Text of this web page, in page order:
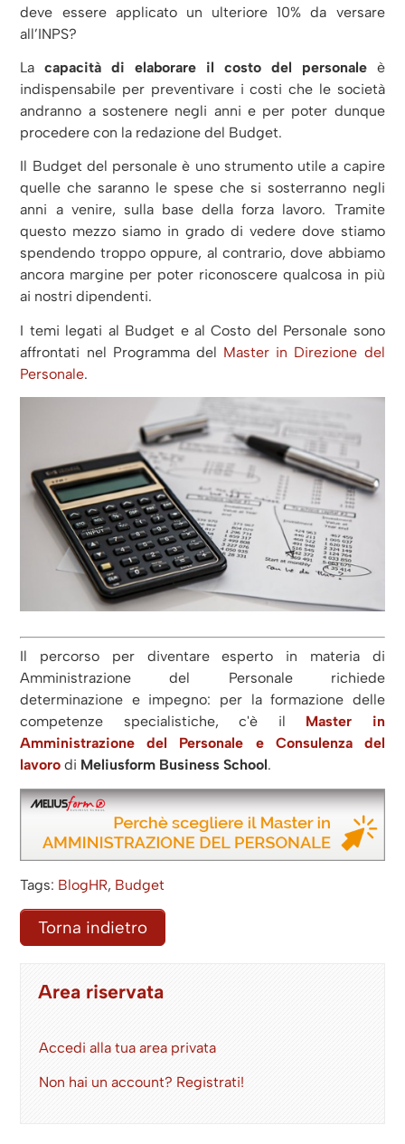
deve essere applicato un ulteriore 10% da versare
all’INPS?
Lacapacità di elaborare il costo del personaleè
indispensabile per preventivare i costi che le società
andranno a sostenere negli anni e per poter dunque
procedere con la redazione del Budget.
Il Budget del personale è uno strumento utile a capire
quelle che saranno le spese che si sosterranno negli
anni a venire, sulla base della forza lavoro. Tramite
questo mezzo siamo in grado di vedere dove stiamo
spendendo troppo oppure, al contrario, dove abbiamo
ancora margine per poter riconoscere qualcosa in più
ai nostri dipendenti.
I temi legati al Budget e al Costo del Personale sono
affrontati nel Programma del Master in Direzione del
Personale.
Il percorso per diventare esperto in materia di
Amministrazione del Personale richiede
determinazione e impegno: per la formazione delle
competenze specialistiche, c'è il Master in
Amministrazione del Personale e Consulenza del
lavoro di Meliusform Business School.
Tags: BlogHR, Budget
Torna indietro
Area riservata
Accedi alla tua area privata
Non hai un account? Registrati!